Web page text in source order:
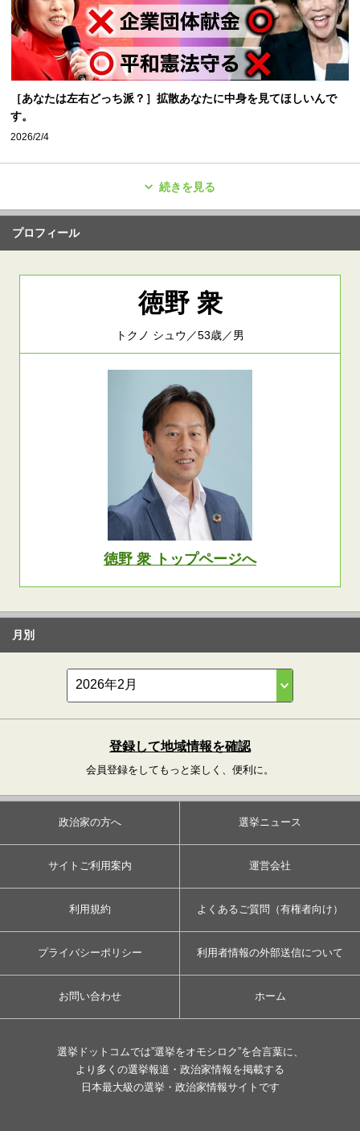
［あなたは左右どっち派？］拡散あなたに中身を見てほしいんで
す。
2026/2/4
続きを見る
プロフィール
徳野 衆
トクノ シュウ／53歳／男
徳野 衆 トップページへ
月別
登録して地域情報を確認
会員登録をしてもっと楽しく、便利に。
政治家の方へ 選挙ニュース
サイトご利用案内 運営会社
利用規約 よくあるご質問（有権者向け）
プライバシーポリシー 利用者情報の外部送信について
お問い合わせ ホーム
選挙ドットコムでは”選挙をオモシロク”を合言葉に、
より多くの選挙報道・政治家情報を掲載する
日本最大級の選挙・政治家情報サイトです